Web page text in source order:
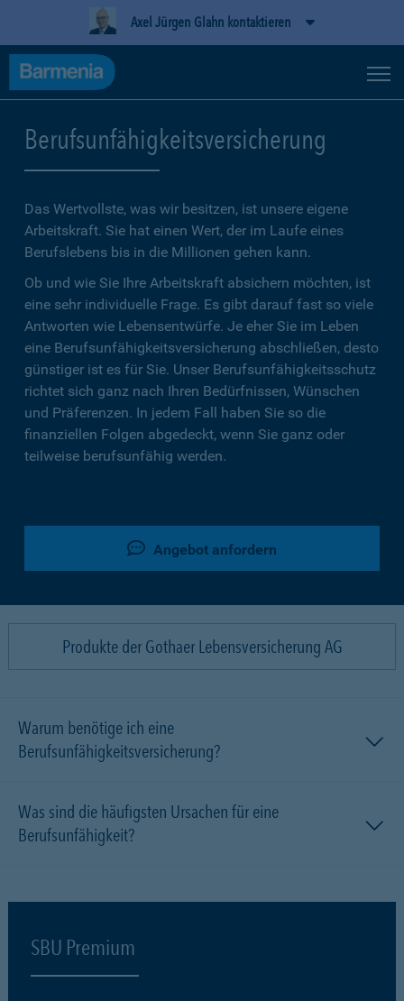
Axel Jürgen Glahn kontaktieren
Berufsunfähigkeitsversicherung
Das Wertvollste, was wir besitzen, ist unsere eigene
Arbeitskraft. Sie hat einen Wert, der im Laufe eines
Berufslebens bis in die Millionen gehen kann.
Ob und wie Sie Ihre Arbeitskraft absichern möchten, ist
eine sehr individuelle Frage. Es gibt darauf fast so viele
Antworten wie Lebensentwürfe. Je eher Sie im Leben
eine Berufsunfähigkeitsversicherung abschließen, desto
günstiger ist es für Sie. Unser Berufsunfähigkeitsschutz
richtet sich ganz nach Ihren Bedürfnissen, Wünschen
und Präferenzen. In jedem Fall haben Sie so die
finanziellen Folgen abgedeckt, wenn Sie ganz oder
teilweise berufsunfähig werden.
Angebot anfordern
Produkte der Gothaer Lebensversicherung AG
Warum benötige ich eine
Berufsunfähigkeitsversicherung?
Was sind die häufigsten Ursachen für eine
Berufsunfähigkeit?
SBU Premium